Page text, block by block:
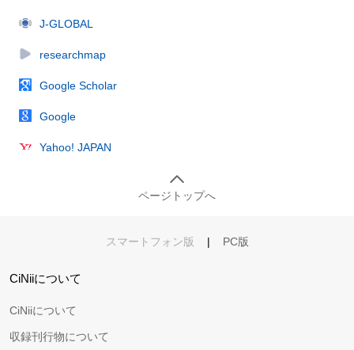
J-GLOBAL
researchmap
Google Scholar
Google
Yahoo! JAPAN
ページトップへ
スマートフォン版 | PC版
CiNiiについて
CiNiiについて
収録刊行物について